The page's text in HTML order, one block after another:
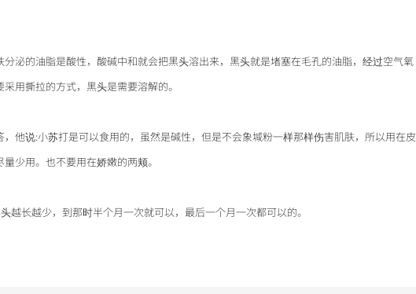
分泌的油脂是酸性，酸碱中和就会把黑头溶出来，黑头就是堵塞在毛孔的油脂，经过空气氧
用撕拉的方式，黑头是需要溶解的。
，他说:小苏打是可以食用的，虽然是碱性，但是不会象堿粉一样那样伤害肌肤，所以用在皮
少用。 也不要用在娇嫩的两颊。
越长越少，到那时半个月一次就可以，最后一个月一次都可以的。